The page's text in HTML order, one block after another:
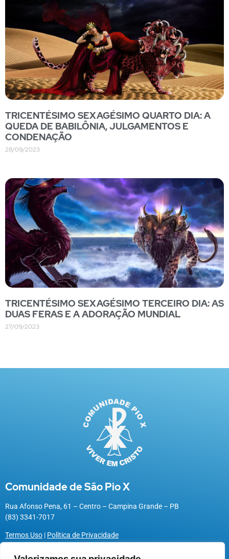
TRICENTÉSIMO SEXAGÉSIMO QUARTO DIA: A
QUEDA DE BABILÔNIA, JULGAMENTOS E
CONDENAÇÃO
28/09/2023
TRICENTÉSIMO SEXAGÉSIMO TERCEIRO DIA: AS
DUAS FERAS E A ADORAÇÃO MUNDIAL
27/09/2023
Comunidade de São Pio X
Rua Afonso Pena, 61 – Centro – Campina Grande – PB
(83) 3341-7017
Termos Uso | Política de Privacidade